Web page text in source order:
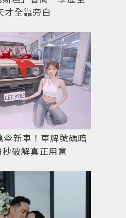
才全靠旁白
新車！車牌號碼暗
破解真正用意